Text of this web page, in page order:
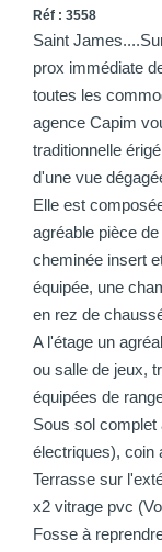
Réf : 3558
Saint
prox immédiate
toutes les
agence Capim
traditionnelle
d'une vue
Elle est
agréable pièce
cheminée insert
équipée, une
en rez de
A l'étage un
ou salle de jeux,
équipées de
Sous sol
électriques), coin
Terrasse sur
x2 vitrage pvc
Fosse à